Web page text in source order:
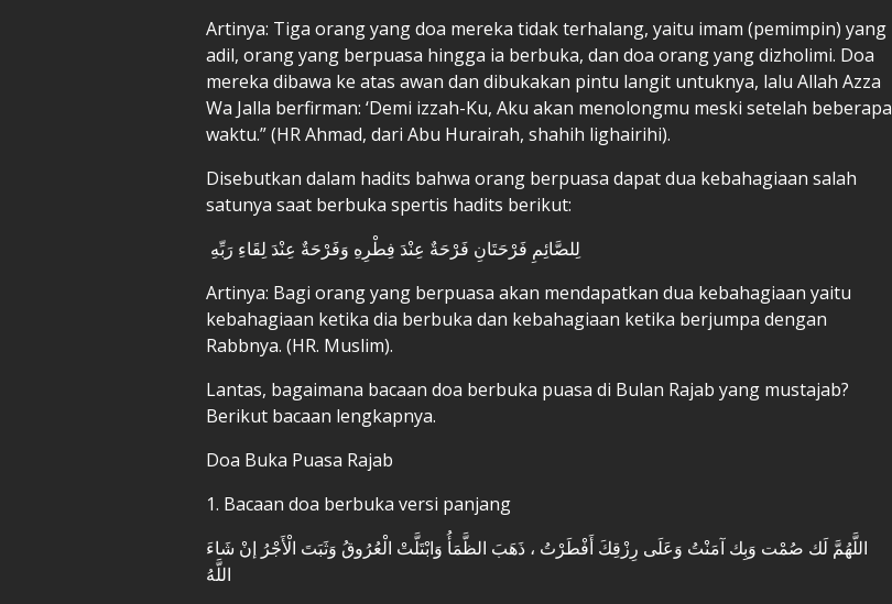
Artinya: Tiga orang yang doa mereka tidak terhalang, yaitu imam (pemimpin) yang
adil, orang yang berpuasa hingga ia berbuka, dan doa orang yang dizholimi. Doa
mereka dibawa ke atas awan dan dibukakan pintu langit untuknya, lalu Allah Azza
Wa Jalla berfirman: ‘Demi izzah-Ku, Aku akan menolongmu meski setelah beberapa
waktu.” (HR Ahmad, dari Abu Hurairah, shahih lighairihi).
Disebutkan dalam hadits bahwa orang berpuasa dapat dua kebahagiaan salah
satunya saat berbuka spertis hadits berikut:
Artinya: Bagi orang yang berpuasa akan mendapatkan dua kebahagiaan yaitu
kebahagiaan ketika dia berbuka dan kebahagiaan ketika berjumpa dengan
Rabbnya. (HR. Muslim).
Lantas, bagaimana bacaan doa berbuka puasa di Bulan Rajab yang mustajab?
Berikut bacaan lengkapnya.
Doa Buka Puasa Rajab
1. Bacaan doa berbuka versi panjang
اللَّهُمَّ لَك صُمْت وَبِك آمَنْتُ وَعَلَى رِزْقِكَ أَفْطَرْتُ ، ذَهَبَ الظَّمَأُ وَابْتَلَّتْ الْعُرُوقُ وَثَبَتَ الْأَجْرُ إنْ شَاءَ